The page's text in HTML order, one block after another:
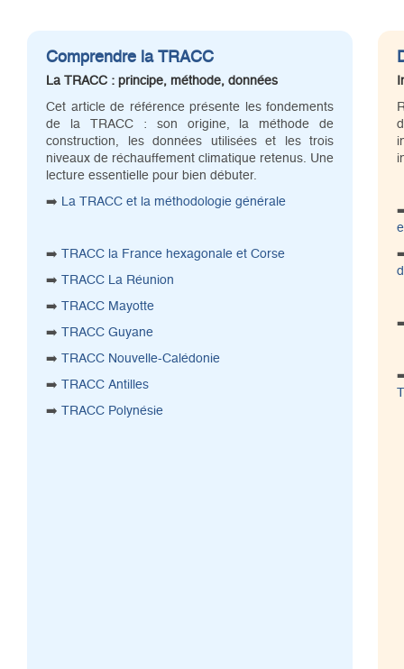
Comprendre la TRACC
La TRACC : principe, méthode, données
Cet article de référence présente les fondements
de la TRACC : son origine, la méthode de
construction, les données utilisées et les trois
niveaux de réchauffement climatique retenus. Une
lecture essentielle pour bien débuter.
➡️ La TRACC et la méthodologie générale
➡️ TRACC la France hexagonale et Corse
➡️ TRACC La Réunion
➡️ TRACC Mayotte
➡️ TRACC Guyane
➡️ TRACC Nouvelle-Calédonie
➡️ TRACC Antilles
➡️ TRACC Polynésie